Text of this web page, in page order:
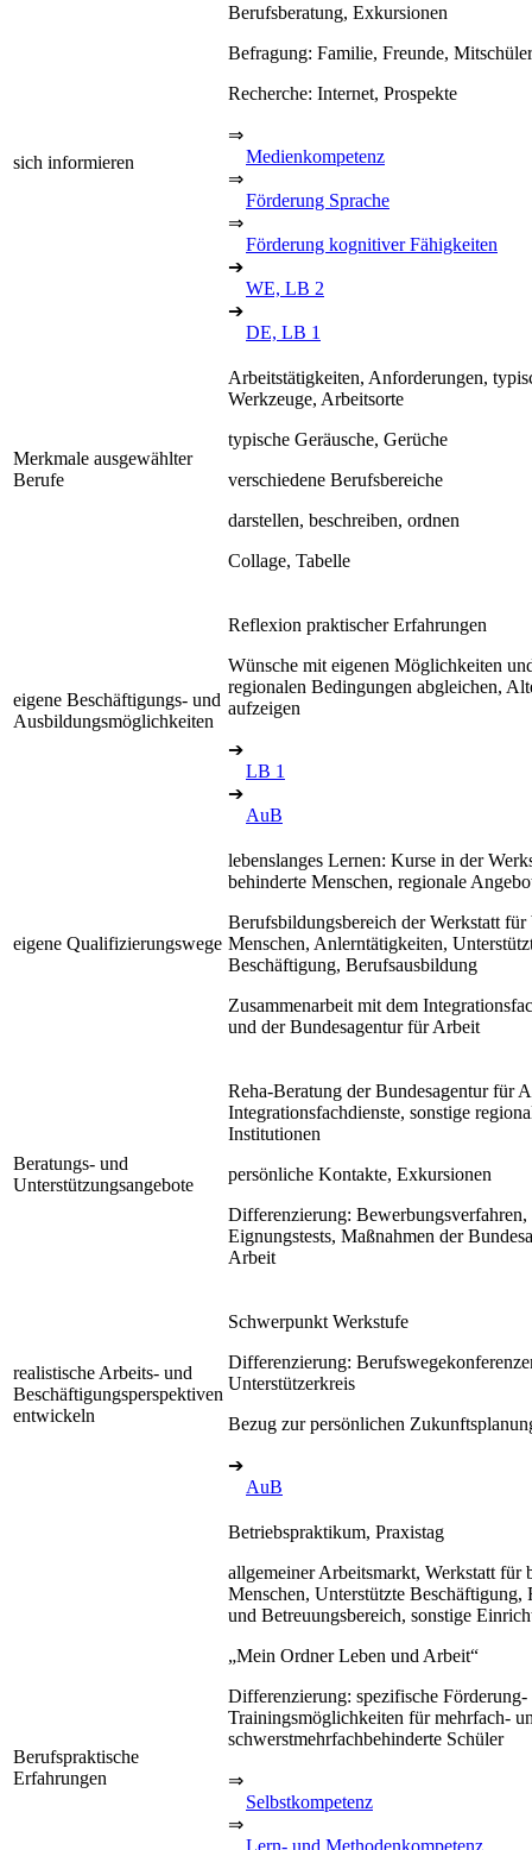
sich informieren
Berufsberatung, Exkursionen
Befragung: Familie, Freunde, Mitschüler
Recherche: Internet, Prospekte
⇒
Medienkompetenz
⇒
Förderung Sprache
⇒
Förderung kognitiver Fähigkeiten
➔
WE, LB 2
➔
DE, LB 1
Merkmale ausgewählter
Berufe
Arbeitstätigkeiten, Anforderungen,
Werkzeuge, Arbeitsorte
typische Geräusche, Gerüche
verschiedene Berufsbereiche
darstellen, beschreiben, ordnen
Collage, Tabelle
eigene Beschäftigungs- und
Ausbildungsmöglichkeiten
Reflexion praktischer Erfahrungen
Wünsche mit eigenen Möglichkeiten
regionalen Bedingungen abgleichen,
aufzeigen
➔
LB 1
➔
AuB
eigene Qualifizierungswege
lebenslanges Lernen: Kurse in der
behinderte Menschen, regionale
Berufsbildungsbereich der Werkstatt für
Menschen, Anlerntätigkeiten,
Beschäftigung, Berufsausbildung
Zusammenarbeit mit dem
und der Bundesagentur für Arbeit
Beratungs- und
Unterstützungsangebote
Reha-Beratung der Bundesagentur für
Integrationsfachdienste, sonstige
Institutionen
persönliche Kontakte, Exkursionen
Differenzierung: Bewerbungsverfahren,
Eignungstests, Maßnahmen der
Arbeit
realistische Arbeits- und
Beschäftigungsperspektiven
entwickeln
Schwerpunkt Werkstufe
Differenzierung:
Unterstützerkreis
Bezug zur persönlichen
➔
AuB
Berufspraktische
Erfahrungen
Betriebspraktikum, Praxistag
allgemeiner Arbeitsmarkt, Werkstatt für
Menschen, Unterstützte Beschäftigung,
und Betreuungsbereich, sonstige
„Mein Ordner Leben und Arbeit“
Differenzierung: spezifische Förderung-
Trainingsmöglichkeiten für mehrfach-
schwerstmehrfachbehinderte Schüler
⇒
Selbstkompetenz
⇒
Lern- und Methodenkompetenz